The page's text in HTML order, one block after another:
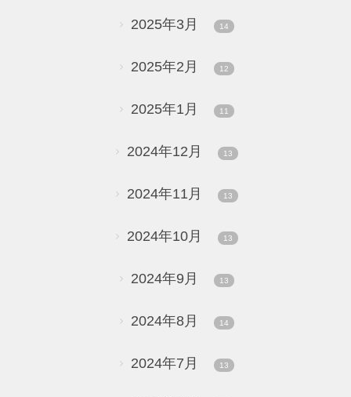
2025年3月 14
2025年2月 12
2025年1月 11
2024年12月 13
2024年11月 13
2024年10月 13
2024年9月 13
2024年8月 14
2024年7月 13